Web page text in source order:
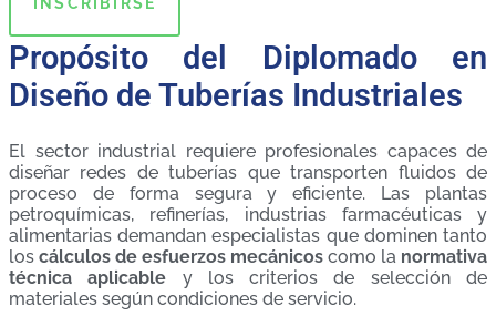
INSCRIBIRSE
Propósito del Diplomado en
Diseño de Tuberías Industriales
El sector industrial requiere profesionales capaces de
diseñar redes de tuberías que transporten fluidos de
proceso de forma segura y eficiente. Las plantas
petroquímicas, refinerías, industrias farmacéuticas y
alimentarias demandan especialistas que dominen tanto
los cálculos de esfuerzos mecánicos como la normativa
técnica aplicable y los criterios de selección de
materiales según condiciones de servicio.